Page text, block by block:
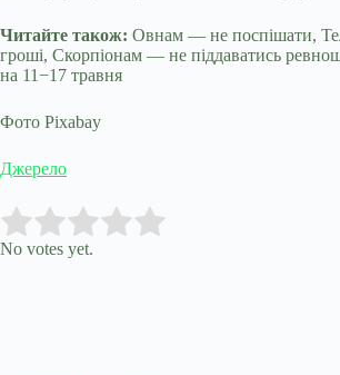
Читайте також: Овнам — не поспішати,
гроші, Скорпіонам — не піддаватись
на 11−17 травня
Фото Pixabay
Джерело
Rate this item:
No votes yet.